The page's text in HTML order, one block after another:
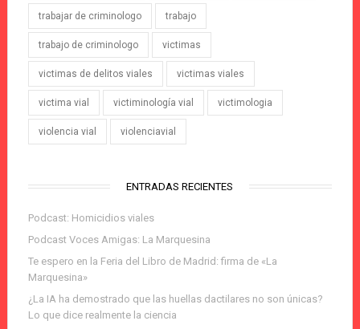
trabajar de criminologo trabajo
trabajo de criminologo victimas
victimas de delitos viales victimas viales
victima vial victiminología vial victimologia
violencia vial violenciavial
ENTRADAS RECIENTES
Podcast: Homicidios viales
Podcast Voces Amigas: La Marquesina
Te espero en la Feria del Libro de Madrid: firma de «La
Marquesina»
¿La IA ha demostrado que las huellas dactilares no son únicas?
Lo que dice realmente la ciencia